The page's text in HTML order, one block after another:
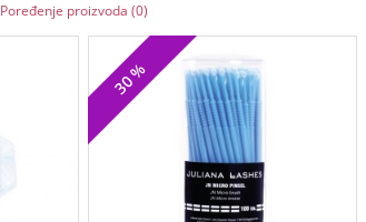
Poređenje proizvoda (0)
30